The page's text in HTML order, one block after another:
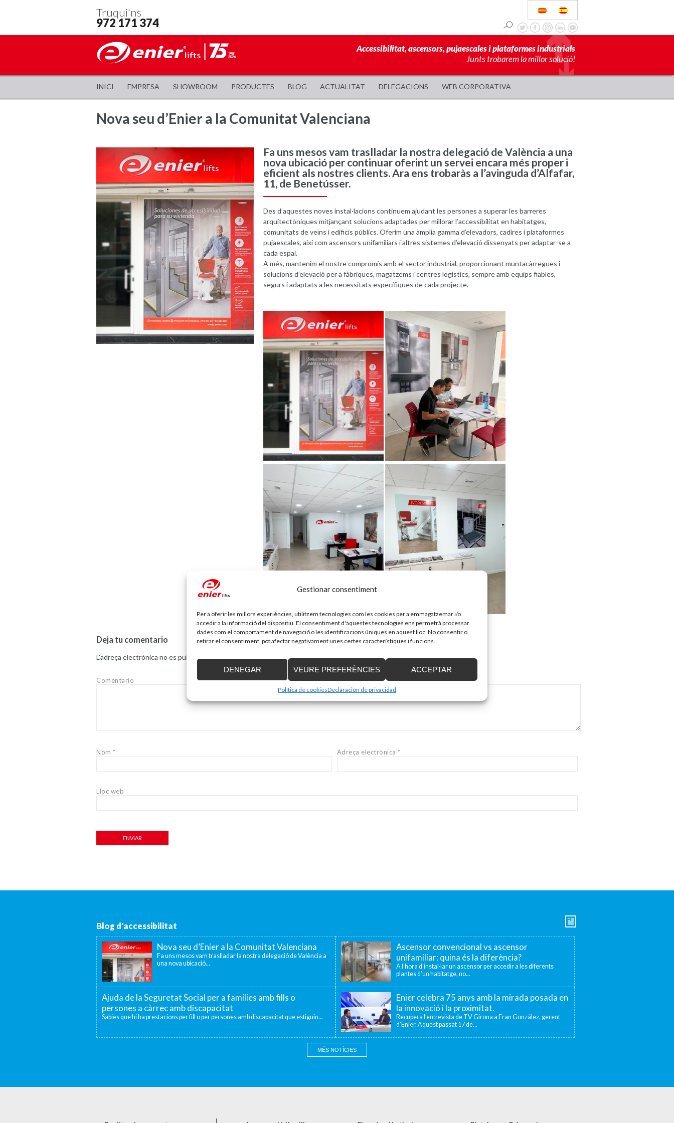
Gestionar consentiment
Per a oferir les millors experiències, utilitzem tecnologies com les cookies per a emmagatzemar i/o
accedir a la informació del dispositiu. El consentiment d'aquestes tecnologies ens permetrà processar
dades com el comportament de navegació o les identificacions úniques en aquest lloc. No consentir o
retirar el consentiment, pot afectar negativament unes certes característiques i funcions.
ACCEPTAR
DENEGAR VEURE PREFERÈNCIES
Política de cookiesDeclaración de privacidad
Truqui'ns
972 171 374
Accessibilitat, ascensors, pujaescales i plataformes industrials
Junts trobarem la millor solució!
INICI EMPRESA SHOWROOM PRODUCTES BLOG ACTUALITAT DELEGACIONS WEB CORPORATIVA
Nova seu d’Enier a la Comunitat Valenciana
Fa uns mesos vam traslladar la nostra delegació de València a una
nova ubicació per continuar oferint un servei encara més proper i
eficient als nostres clients. Ara ens trobaràs a l’avinguda d’Alfafar,
11, de Benetússer.
Des d’aquestes noves instal·lacions continuem ajudant les persones a superar les barreres
arquitectòniques mitjançant solucions adaptades per millorar l’accessibilitat en habitatges,
comunitats de veïns i edificis públics. Oferim una àmplia gamma d’elevadors, cadires i plataformes
pujaescales, així com ascensors unifamiliars i altres sistemes d’elevació dissenyats per adaptar-se a
cada espai.
A més, mantenim el nostre compromís amb el sector industrial, proporcionant muntacàrregues i
solucions d’elevació per a fàbriques, magatzems i centres logístics, sempre amb equips fiables,
segurs i adaptats a les necessitats específiques de cada projecte.
Deja tu comentario
L'adreça electrònica no es publicarà.Els camps necessaris estan marcats amb*
Comentario
Nom * Adreça electrònica*
Lloc web
Blog d'accessibilitat
Nova seu d’Enier a la Comunitat Valenciana
Fa uns mesos vam traslladar la nostra delegació de València a
una nova ubicació...
Ascensor convencional vs ascensor
unifamiliar: quina és la diferència?
A l’hora d’instal·lar un ascensor per accedir a les diferents
plantes d’un habitatge, no...
Ajuda de la Seguretat Social per a famílies amb fills o
persones a càrrec amb discapacitat
Sabies que hi ha prestacions per fill o per persones amb discapacitat que estiguin...
Enier celebra 75 anys amb la mirada posada en
la innovació i la proximitat.
Recupera l’entrevista de TV Girona a Fran González, gerent
d’Enier. Aquest passat 17 de...
MÉS NOTÍCIES